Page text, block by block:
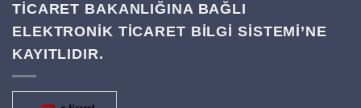
TİCARET BAKANLIĞINA BAĞLI
ELEKTRONİK TİCARET BİLGİ SİSTEMİ’NE
KAYITLIDIR.